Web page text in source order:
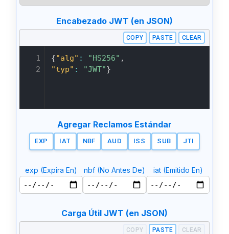
Encabezado JWT (en JSON)
COPY PASTE CLEAR
1
2
{"alg" : "HS256" ,
"typ" : "JWT"}
Agregar Reclamos Estándar
EXP IAT NBF AUD ISS SUB JTI
exp (Expira En) nbf (No Antes De) iat (Emitido En)
Carga Útil JWT (en JSON)
COPY PASTE CLEAR